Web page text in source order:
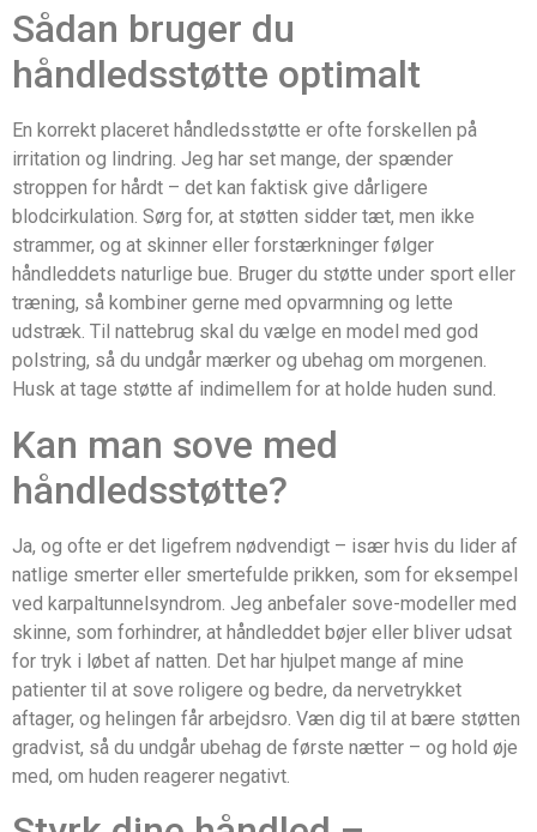
Sådan bruger du
håndledsstøtte optimalt
En korrekt placeret håndledsstøtte er ofte forskellen på
irritation og lindring. Jeg har set mange, der spænder
stroppen for hårdt – det kan faktisk give dårligere
blodcirkulation. Sørg for, at støtten sidder tæt, men ikke
strammer, og at skinner eller forstærkninger følger
håndleddets naturlige bue. Bruger du støtte under sport eller
træning, så kombiner gerne med opvarmning og lette
udstræk. Til nattebrug skal du vælge en model med god
polstring, så du undgår mærker og ubehag om morgenen.
Husk at tage støtte af indimellem for at holde huden sund.
Kan man sove med
håndledsstøtte?
Ja, og ofte er det ligefrem nødvendigt – især hvis du lider af
natlige smerter eller smertefulde prikken, som for eksempel
ved karpaltunnelsyndrom. Jeg anbefaler sove-modeller med
skinne, som forhindrer, at håndleddet bøjer eller bliver udsat
for tryk i løbet af natten. Det har hjulpet mange af mine
patienter til at sove roligere og bedre, da nervetrykket
aftager, og helingen får arbejdsro. Væn dig til at bære støtten
gradvist, så du undgår ubehag de første nætter – og hold øje
med, om huden reagerer negativt.